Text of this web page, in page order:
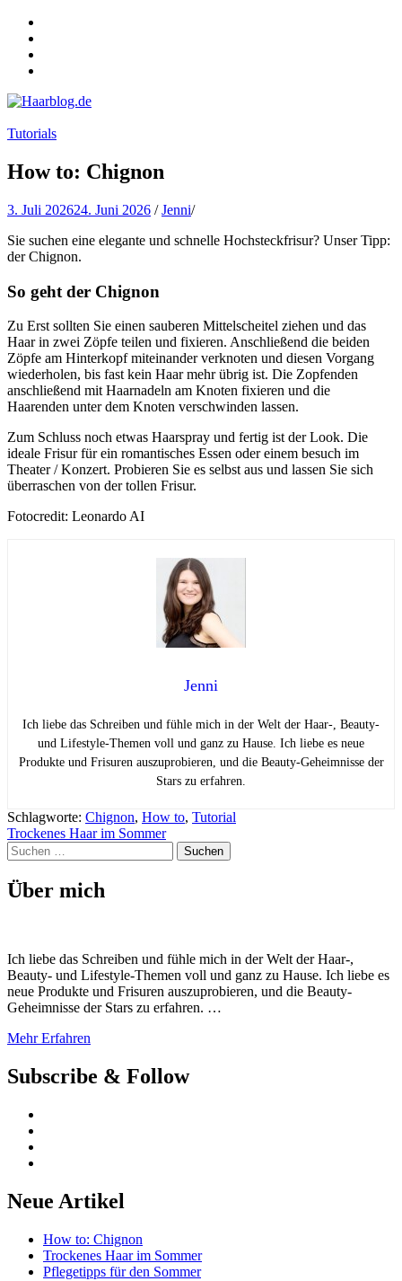
Haarblog.de
Haarpflege | Haarstyling | Beauty | Entertainment
Tutorials
How to: Chignon
3. Juli 202624. Juni 2026 /Jenni/
Sie suchen eine elegante und schnelle Hochsteckfrisur? Unser Tipp:
der Chignon.
So geht der Chignon
Zu Erst sollten Sie einen sauberen Mittelscheitel ziehen und das
Haar in zwei Zöpfe teilen und fixieren. Anschließend die beiden
Zöpfe am Hinterkopf miteinander verknoten und diesen Vorgang
wiederholen, bis fast kein Haar mehr übrig ist. Die Zopfenden
anschließend mit Haarnadeln am Knoten fixieren und die
Haarenden unter dem Knoten verschwinden lassen.
Zum Schluss noch etwas Haarspray und fertig ist der Look. Die
ideale Frisur für ein romantisches Essen oder einem besuch im
Theater / Konzert. Probieren Sie es selbst aus und lassen Sie sich
überraschen von der tollen Frisur.
Fotocredit: Leonardo AI
Jenni
Ich liebe das Schreiben und fühle mich in der Welt der Haar-, Beauty-
und Lifestyle-Themen voll und ganz zu Hause. Ich liebe es neue
Produkte und Frisuren auszuprobieren, und die Beauty-Geheimnisse der
Stars zu erfahren.
Schlagworte: Chignon, How to, Tutorial
Beitragsnavigation
Trockenes Haar im Sommer
Suchen
nach:
Über mich
Ich liebe das Schreiben und fühle mich in der Welt der Haar-,
Beauty- und Lifestyle-Themen voll und ganz zu Hause. Ich liebe es
neue Produkte und Frisuren auszuprobieren, und die Beauty-
Geheimnisse der Stars zu erfahren. …
Mehr Erfahren
Subscribe & Follow
Neue Artikel
How to: Chignon
Trockenes Haar im Sommer
Pflegetipps für den Sommer